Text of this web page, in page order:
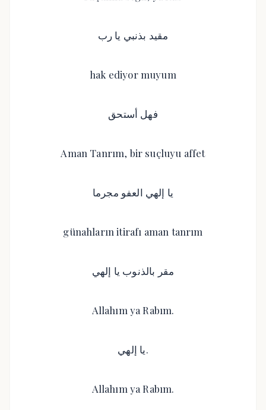
مقيد بذنبي يا رب
hak ediyor muyum
فهل أستحق
Aman Tanrım, bir suçluyu affet
يا إلهي العفو مجرما
günahların itirafı aman tanrım
مقر بالذنوب يا إلهي
Allahım ya Rabım.
يا إلهي.
Allahım ya Rabım.